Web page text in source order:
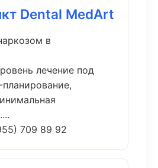
Dental MedArt
в
лечение под
709 89 92